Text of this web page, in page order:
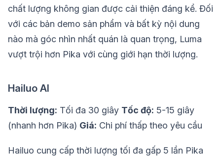
chất lượng không gian được cải thiện đáng kể. Đối
với các bản demo sản phẩm và bất kỳ nội dung
nào mà góc nhìn nhất quán là quan trọng, Luma
vượt trội hơn Pika với cùng giới hạn thời lượng.
Hailuo AI
Thời lượng: Tối đa 30 giây Tốc độ: 5-15 giây
(nhanh hơn Pika) Giá: Chi phí thấp theo yêu cầu
Hailuo cung cấp thời lượng tối đa gấp 5 lần Pika